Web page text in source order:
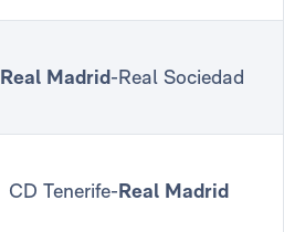
Real Madrid-Real Sociedad
CD Tenerife-Real Madrid